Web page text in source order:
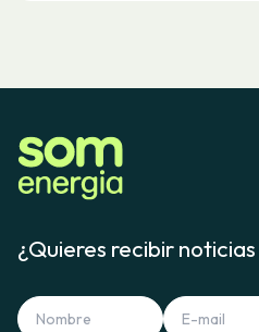
¿Quieres recibir